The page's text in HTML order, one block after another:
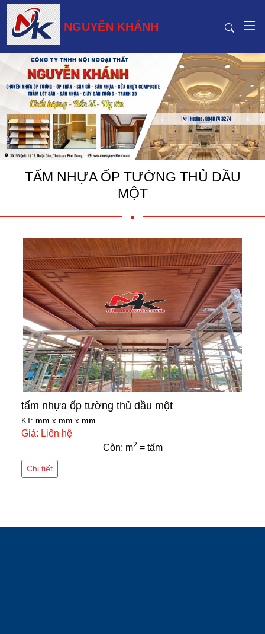
NGUYỄN KHÁNH
TẤM NHỰA ỐP TƯỜNG THỦ DẦU
MỘT
tấm nhựa ốp tường thủ dầu một
KT: mm x mm x mm
Giá: Liên hệ
Còn: m2 = tấm
Chi tiết